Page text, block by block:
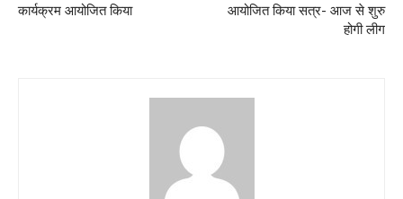
कार्यक्रम आयोजित किया
आयोजित किया सत्र- आज से शुरु
होगी लीग